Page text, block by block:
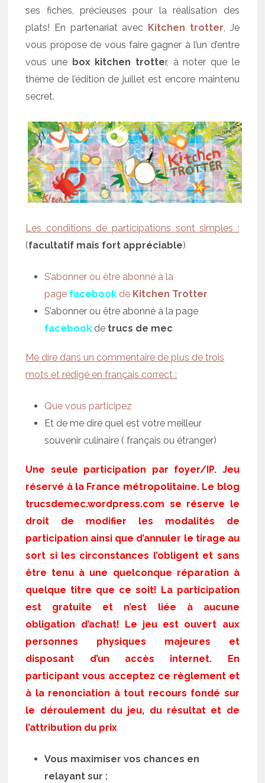
ses fiches, précieuses pour la réalisation des
plats! En partenariat avec Kitchen trotter, Je
vous propose de vous faire gagner à l’un d’entre
vous une box kitchen trotter, à noter que le
thème de l’édition de juillet est encore maintenu
secret.
Les conditions de participations sont simples :
(facultatif mais fort appréciable)
S’abonner ou être abonné à la
page facebook de Kitchen Trotter
S’abonner ou être abonné à la page
facebook de trucs de mec
Me dire dans un commentaire de plus de trois
mots et rédigé en français correct :
Que vous participez
Et de me dire quel est votre meilleur
souvenir culinaire ( français ou étranger)
Une seule participation par foyer/IP. Jeu
réservé à la France métropolitaine. Le blog
trucsdemec.wordpress.com se réserve le
droit de modifier les modalités de
participation ainsi que d’annuler le tirage au
sort si les circonstances l’obligent et sans
être tenu à une quelconque réparation à
quelque titre que ce soit! La participation
est gratuite et n’est liée à aucune
obligation d’achat! Le jeu est ouvert aux
personnes physiques majeures et
disposant d’un accès internet. En
participant vous acceptez ce règlement et
à la renonciation à tout recours fondé sur
le déroulement du jeu, du résultat et de
l’attribution du prix
Vous maximiser vos chances en
relayant sur :